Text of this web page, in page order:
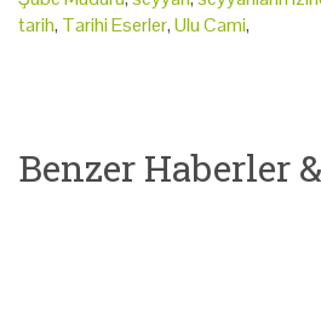
tarih, Tarihi Eserler,Ulu Cami,
Benzer Haberler